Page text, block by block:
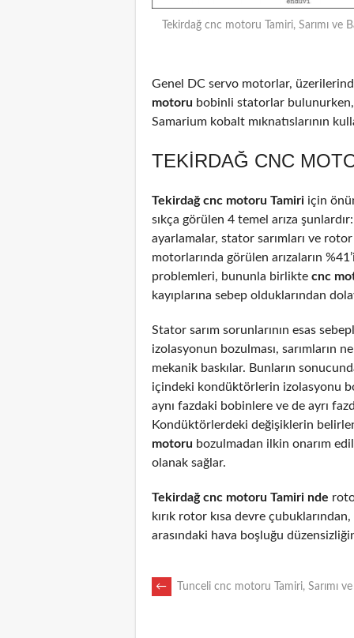
Tekirdağ cnc motoru Tamiri, Sarımı ve
Genel DC servo motorlar,
motoru bobinli statorlar bulunurken,
Samarium kobalt mıknatıslarının
TEKIRDAĞ CNC
Tekirdağ cnc motoru Tamiri için
sıkça görülen 4 temel arıza
ayarlamalar, stator sarımları ve
motorlarında görülen arızaların
problemleri, bununla birlikte cnc
kayıplarına sebep olduklarından
Stator sarım sorunlarının esas
izolasyonun bozulması, sarımların
mekanik baskılar. Bunların
içindeki kondüktörlerin izolasyonu
aynı fazdaki bobinlere ve de ayrı
Kondüktörlerdeki değişiklerin
motoru bozulmadan ilkin onarım
olanak sağlar.
Tekirdağ cnc motoru Tamiri nde
kırık rotor kısa devre
arasındaki hava boşluğu
POST
← Tunceli cnc motoru Tamiri, Sarımı ve